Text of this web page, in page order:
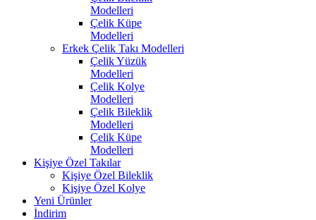
Modelleri
Çelik Küpe
Modelleri
Erkek Çelik Takı Modelleri
Çelik Yüzük
Modelleri
Çelik Kolye
Modelleri
Çelik Bileklik
Modelleri
Çelik Küpe
Modelleri
Kişiye Özel Takılar
Kişiye Özel Bileklik
Kişiye Özel Kolye
Yeni Ürünler
İndirim